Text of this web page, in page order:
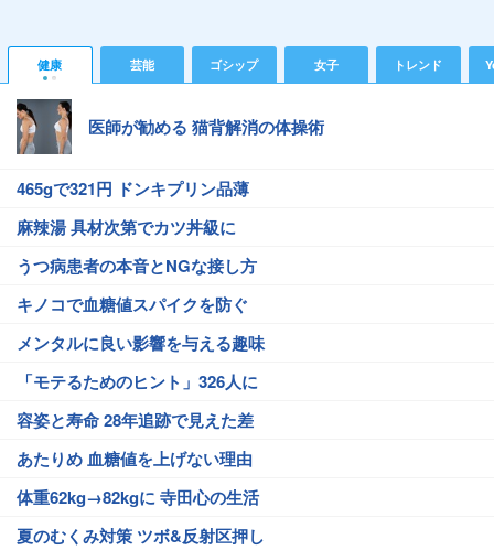
健康 芸能 ゴシップ 女子 トレンド
医師が勧める 猫背解消の体操術
465gで321円 ドンキプリン品薄
麻辣湯 具材次第でカツ丼級に
うつ病患者の本音とNGな接し方
キノコで血糖値スパイクを防ぐ
メンタルに良い影響を与える趣味
「モテるためのヒント」326人に
容姿と寿命 28年追跡で見えた差
あたりめ 血糖値を上げない理由
体重62kg→82kgに 寺田心の生活
夏のむくみ対策 ツボ&反射区押し